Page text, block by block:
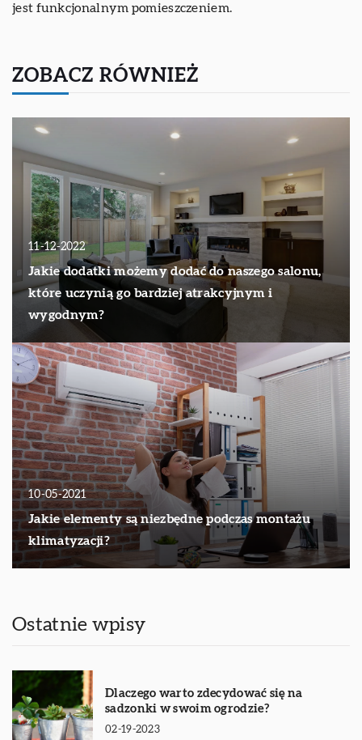
jest funkcjonalnym pomieszczeniem.
ZOBACZ RÓWNIEŻ
11-12-2022
Jakie dodatki możemy dodać do naszego salonu,
które uczynią go bardziej atrakcyjnym i
wygodnym?
10-05-2021
Jakie elementy są niezbędne podczas montażu
klimatyzacji?
Ostatnie wpisy
Dlaczego warto zdecydować się na
sadzonki w swoim ogrodzie?
02-19-2023